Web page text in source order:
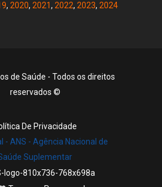
, 2020, 2021, 2022, 2023, 2024
de Saúde - Todos os direitos
reservados ©
De Privacidade